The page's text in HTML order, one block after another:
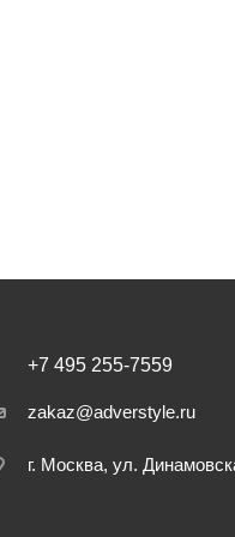
+7 495 255-7559
zakaz@adverstyle.ru
г. Москва, ул.